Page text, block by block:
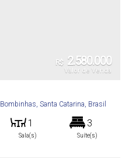
R$ 2.580.000
Valor de Venda
Bombinhas, Santa Catarina, Brasil
1
Sala(s)
3
Suíte(s)